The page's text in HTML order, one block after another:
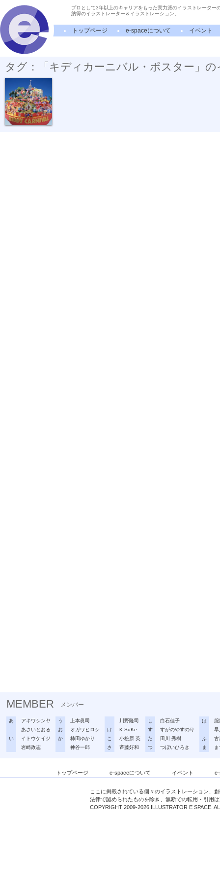
プロとして3年以上のキャリアをもった実力派のイラストレーター
納得のイラストレーター＆イラストレーション。
トップページ e-spaceについて イベント
タグ：「キディカーニバル・ポスター」
キディカーニ...
MEMBER メンバー
あ
アキワシンヤ
あさいとおる
い
イトウケイジ
岩崎政志
う
上本眞司
お
オガワヒロシ
か
柿田ゆかり
神谷一郎
川野隆司
け
K-SuKe
こ
小松原 英
さ
斉藤好和
し
白石佳子
す
すがのやすのり
た
田川 秀樹
つ
つぼいひろき
は
早
ふ
古
ま
トップページ e-spaceについて イベント
ここに掲載されている個々のイラストレーション、
法律で認められたものを除き、無断での転用・引用
COPYRIGHT 2009-2026 ILLUSTRATOR E SPACE.